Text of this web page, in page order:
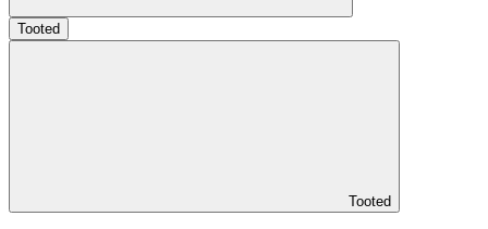
Tooted
Tooted